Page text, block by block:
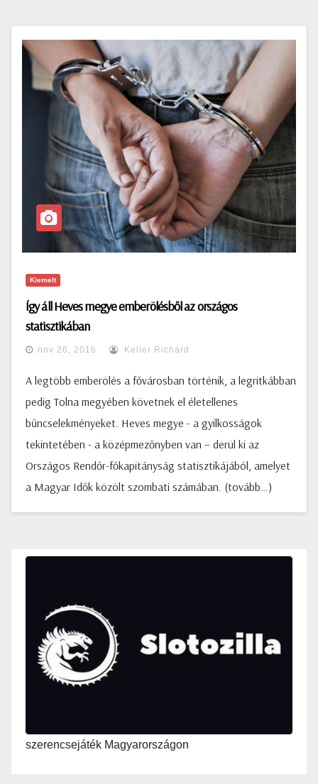
Kiemelt
Így áll Heves megye emberölésből az országos
statisztikában
nov 26, 2016 Keller Richárd
A legtöbb emberölés a fővárosban történik, a legritkábban
pedig Tolna megyében követnek el életellenes
bűncselekményeket. Heves megye - a gyilkosságok
tekintetében - a középmezőnyben van – derül ki az
Országos Rendőr-főkapitányság statisztikájából, amelyet
a Magyar Idők közölt szombati számában. (tovább…)
szerencsejáték Magyarországon